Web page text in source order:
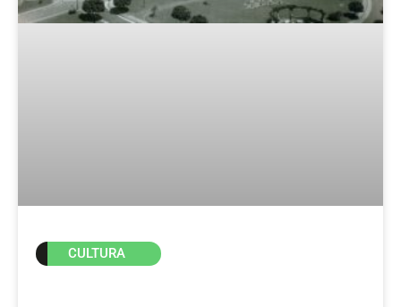
CULTURA